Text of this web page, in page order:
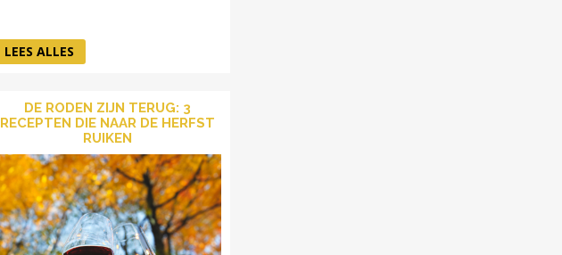
LEES ALLES
DE RODEN ZIJN TERUG: 3
RECEPTEN DIE NAAR DE HERFST
RUIKEN